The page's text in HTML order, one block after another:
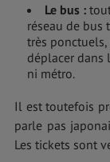
Le bus :
réseau de bus
très
déplacer dans
ni métro.
Il est toutefois
parle pas
Les tickets sont